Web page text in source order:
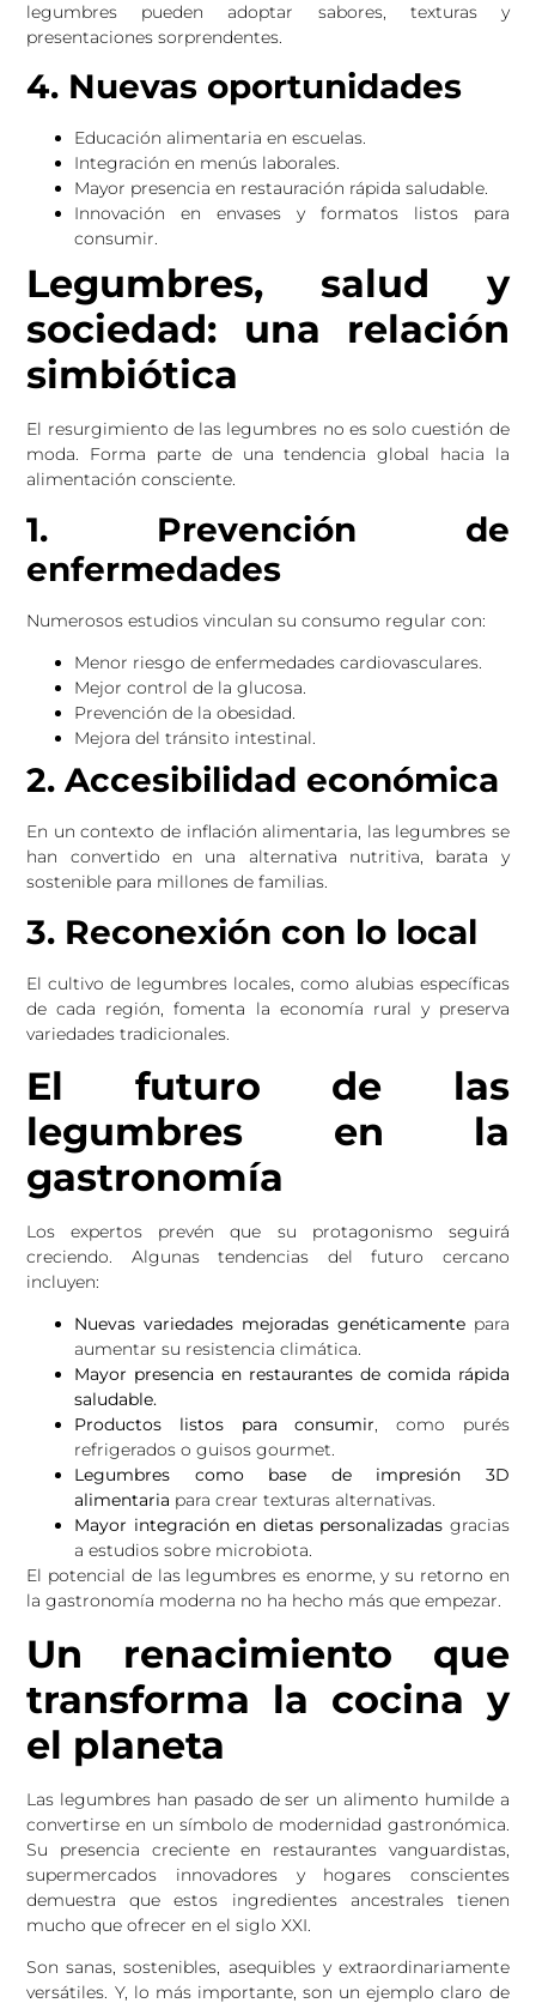
legumbres pueden adoptar sabores, texturas y
presentaciones sorprendentes.
4. Nuevas oportunidades
Educación alimentaria en escuelas.
Integración en menús laborales.
Mayor presencia en restauración rápida saludable.
Innovación en envases y formatos listos para
consumir.
Legumbres, salud y
sociedad: una relación
simbiótica
El resurgimiento de las legumbres no es solo cuestión de
moda. Forma parte de una tendencia global hacia la
alimentación consciente.
1. Prevención de
enfermedades
Numerosos estudios vinculan su consumo regular con:
Menor riesgo de enfermedades cardiovasculares.
Mejor control de la glucosa.
Prevención de la obesidad.
Mejora del tránsito intestinal.
2. Accesibilidad económica
En un contexto de inflación alimentaria, las legumbres se
han convertido en una alternativa nutritiva, barata y
sostenible para millones de familias.
3. Reconexión con lo local
El cultivo de legumbres locales, como alubias específicas
de cada región, fomenta la economía rural y preserva
variedades tradicionales.
El futuro de las
legumbres en la
gastronomía
Los expertos prevén que su protagonismo seguirá
creciendo. Algunas tendencias del futuro cercano
incluyen:
Nuevas variedades mejoradas genéticamentepara
aumentar su resistencia climática.
Mayor presencia en restaurantes de comida rápida
saludable.
Productos listos para consumir, como purés
refrigerados o guisos gourmet.
Legumbres como base de impresión 3D
alimentaria para crear texturas alternativas.
Mayor integración en dietas personalizadas gracias
a estudios sobre microbiota.
El potencial de las legumbres es enorme, y su retorno en
la gastronomía moderna no ha hecho más que empezar.
Un renacimiento que
transforma la cocina y
el planeta
Las legumbres han pasado de ser un alimento humilde a
convertirse en un símbolo de modernidad gastronómica.
Su presencia creciente en restaurantes vanguardistas,
supermercados innovadores y hogares conscientes
demuestra que estos ingredientes ancestrales tienen
mucho que ofrecer en el siglo XXI.
Son sanas, sostenibles, asequibles y extraordinariamente
versátiles. Y, lo más importante, son un ejemplo claro de